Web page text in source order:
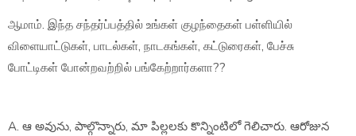
ஆமாம். இந்த சந்தர்ப்பத்தில் உங்கள் குழந்தைகள் பள்ளியில்
விளையாட்டுகள், பாடல்கள், நாடகங்கள், கட்டுரைகள், பேச்சு
போட்டிகள் போன்றவற்றில் பங்கேற்றார்களா??
A. ఆ అవును, పాల్గొన్నారు, మా పిల్లలకు కొన్నింటిలో గెలిచారు. ఆరోజున